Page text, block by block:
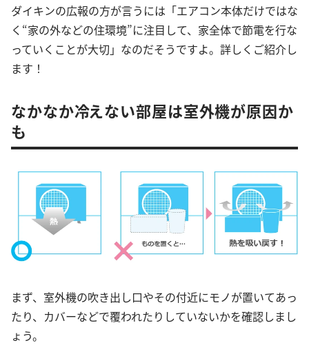
ダイキンの広報の方が言うには「エアコン本体だけではな
く“家の外などの住環境”に注目して、家全体で節電を行な
っていくことが大切」なのだそうですよ。詳しくご紹介し
ます！
なかなか冷えない部屋は室外機が原因か
も
まず、室外機の吹き出し口やその付近にモノが置いてあっ
たり、カバーなどで覆われたりしていないかを確認しまし
ょう。